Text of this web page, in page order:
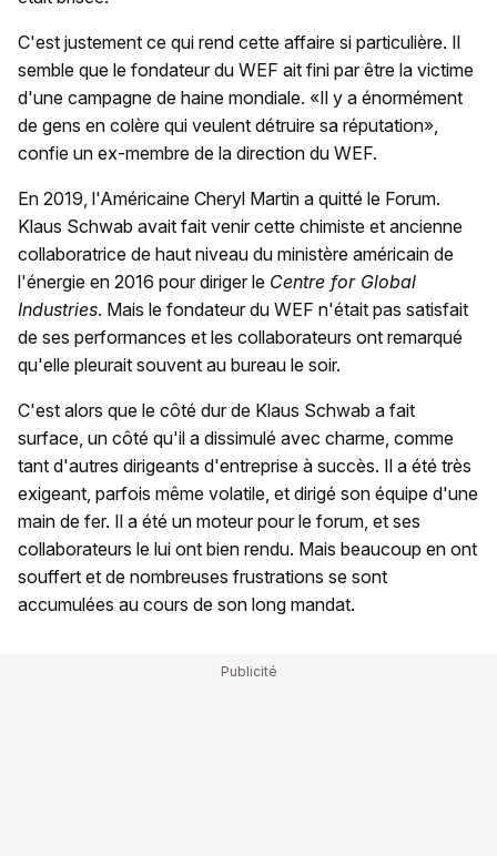
C'est justement ce qui rend cette affaire si particulière. Il
semble que le fondateur du WEF ait fini par être la victime
d'une campagne de haine mondiale. «Il y a énormément
de gens en colère qui veulent détruire sa réputation»,
confie un ex-membre de la direction du WEF.
En 2019, l'Américaine Cheryl Martin a quitté le Forum.
Klaus Schwab avait fait venir cette chimiste et ancienne
collaboratrice de haut niveau du ministère américain de
l'énergie en 2016 pour diriger le Centre for Global
Industries. Mais le fondateur du WEF n'était pas satisfait
de ses performances et les collaborateurs ont remarqué
qu'elle pleurait souvent au bureau le soir.
C'est alors que le côté dur de Klaus Schwab a fait
surface, un côté qu'il a dissimulé avec charme, comme
tant d'autres dirigeants d'entreprise à succès. Il a été très
exigeant, parfois même volatile, et dirigé son équipe d'une
main de fer. Il a été un moteur pour le forum, et ses
collaborateurs le lui ont bien rendu. Mais beaucoup en ont
souffert et de nombreuses frustrations se sont
accumulées au cours de son long mandat.